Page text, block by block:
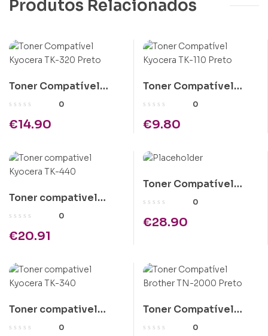
Produtos Relacionados
Toner Compatível
Kyocera TK-320 Preto
0
€14.90
Toner Compatível
Kyocera TK-110 Preto
0
€9.80
Toner compativel
Kyocera TK-440
0
€20.91
Toner Compatível
Epson C1100 Amarelo
0
€28.90
Toner compativel
Kyocera TK-340
0
Toner Compatível
Brother TN-2000
0